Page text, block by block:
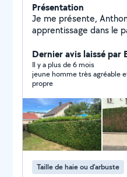
Présentation
Je me présente,
apprentissage dans le
chez vous. Je suis
tontes
terrasse.Sérieux et
attentes J'attend donc
Dernier avis laissé par
Il y a plus de 6 mois
jeune homme très agréable
propre
Taille de haie ou d'arbuste